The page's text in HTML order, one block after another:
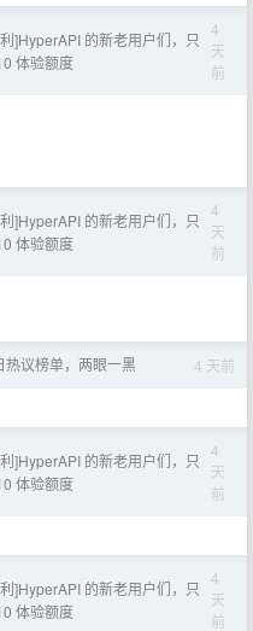
]HyperAPI 的新老用户们，只
体验额度
4
天
前
]HyperAPI 的新老用户们，只
体验额度
4
天
前
热议榜单，两眼一黑 4 天前
]HyperAPI 的新老用户们，只
体验额度
4
天
前
]HyperAPI 的新老用户们，只
体验额度
4
天
前